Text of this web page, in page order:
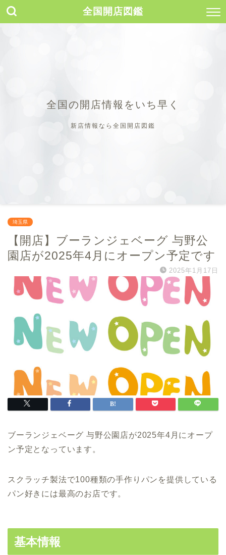
全国開店図鑑
全国の開店情報をいち早く
新店情報なら全国開店図鑑
埼玉県
【開店】ブーランジェベーグ 与野公
園店が2025年4月にオープン予定です
2025年1月17日
ブーランジェベーグ 与野公園店が2025年4月にオープ
ン予定となっています。
スクラッチ製法で100種類の手作りパンを提供している
パン好きには最高のお店です。
基本情報